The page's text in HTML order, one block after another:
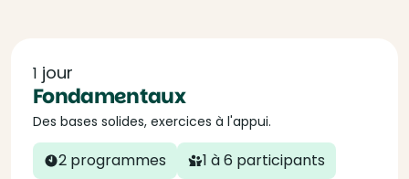
1 jour
Fondamentaux
Des bases solides, exercices à l'appui.
2 programmes 1 à 6 participants